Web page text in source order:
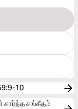
10
சார்ந்த சங்கீதம்